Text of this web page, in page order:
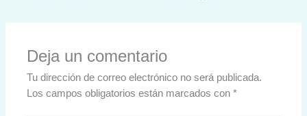
Deja un comentario
Tu dirección de correo electrónico no será publicada.
Los campos obligatorios están marcados con*